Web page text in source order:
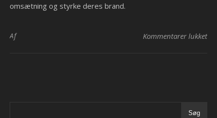
omsætning og styrke deres brand.
Af Kommentarer lukkettil
Søg